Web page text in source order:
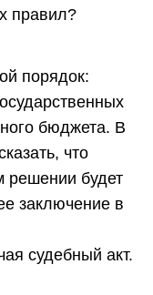
правил?
порядок:
бюджета. В
что
решении будет
заключение в
судебный акт.